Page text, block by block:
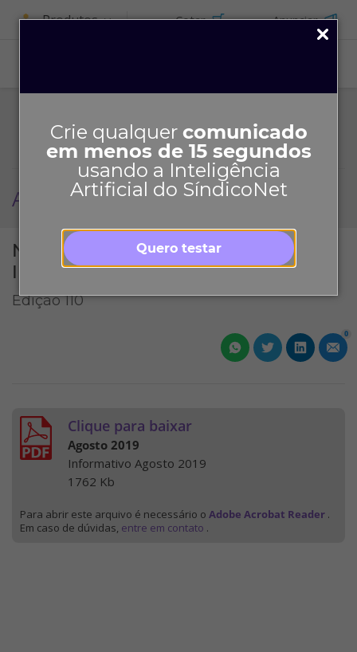
Crie qualquer comunicado
em menos de 15 segundos
usando a Inteligência
Artificial do SíndicoNet
Quero testar
Produtos Cotar Anunciar
Agosto 2019
Não deixe o sarampo se espalhar -
Informativo SíndicoNet
Edição 110
0
Clique para baixar
Agosto 2019
Informativo Agosto 2019
1762 Kb
Para abrir este arquivo é necessário o Adobe Acrobat Reader .
Em caso de dúvidas, entre em contato .